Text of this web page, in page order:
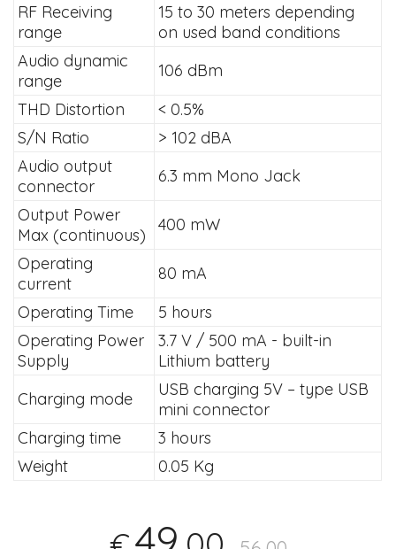
RF Receiving
range
15 to 30 meters depending
on used band conditions
Audio dynamic
range
106 dBm
THD Distortion
< 0.5%
S/N Ratio
> 102 dBA
Audio output
connector
6.3 mm Mono Jack
Output Power
Max (continuous)
400 mW
Operating
current
80 mA
Operating Time
5 hours
Operating Power
Supply
3.7 V / 500 mA - built-in
Lithium battery
Charging mode
USB charging 5V – type USB
mini connector
Charging time
3 hours
Weight
0.05 Kg